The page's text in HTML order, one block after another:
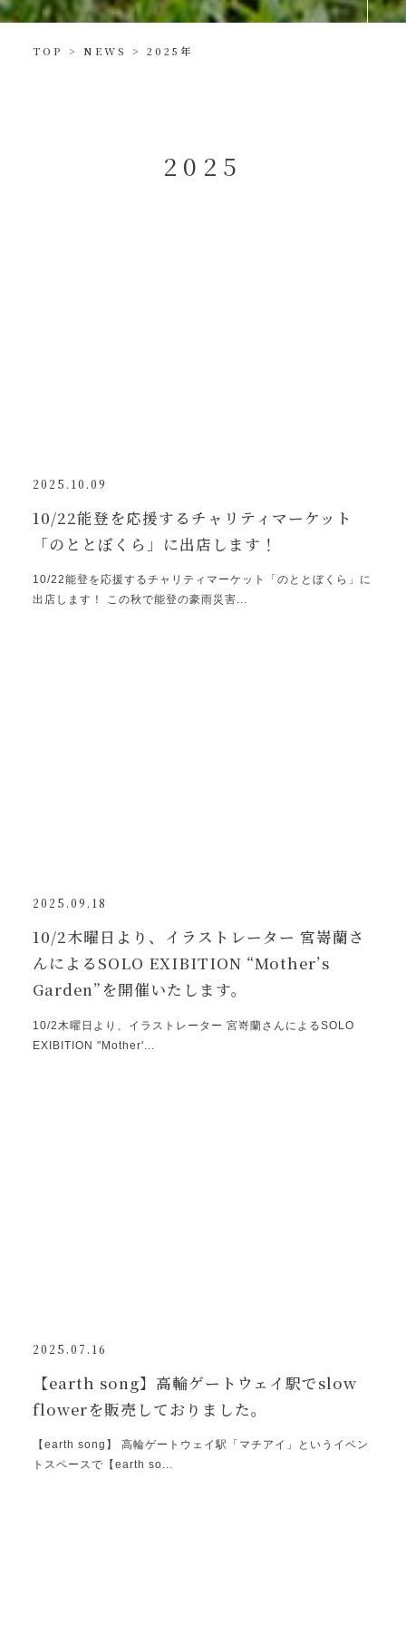
TOP > NEWS > 2025年
2 0 2 5
2025.10.09
10/22能登を応援するチャリティマーケット
「のととぼくら」に出店します！
10/22能登を応援するチャリティマーケット「のととぼくら」に
出店します！ この秋で能登の豪雨災害...
2025.09.18
10/2木曜日より、イラストレーター 宮嵜蘭さ
んによるSOLO EXIBITION “Mother’s
Garden”を開催いたします。
10/2木曜日より、イラストレーター 宮嵜蘭さんによるSOLO
EXIBITION "Mother'...
2025.07.16
【earth song】高輪ゲートウェイ駅でslow
flowerを販売しておりました。
【earth song】 高輪ゲートウェイ駅「マチアイ」というイベン
トスペースで【earth so...